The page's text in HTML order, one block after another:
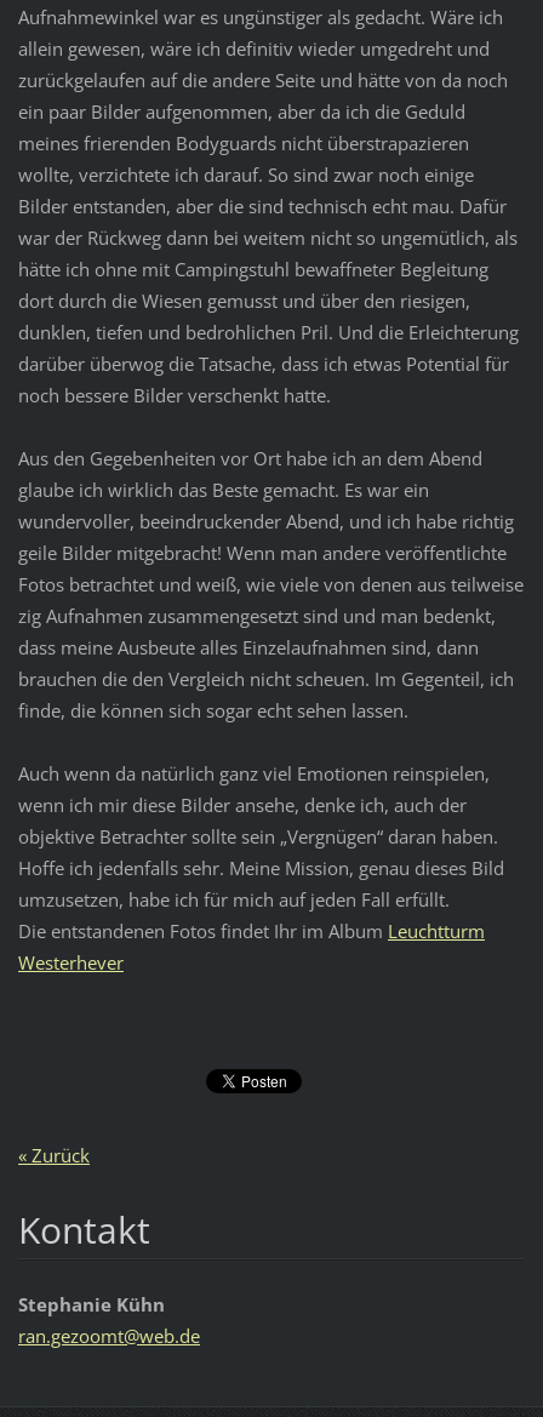
Aufnahmewinkel war es ungünstiger als gedacht. Wäre ich
allein gewesen, wäre ich definitiv wieder umgedreht und
zurückgelaufen auf die andere Seite und hätte von da noch
ein paar Bilder aufgenommen, aber da ich die Geduld
meines frierenden Bodyguards nicht überstrapazieren
wollte, verzichtete ich darauf. So sind zwar noch einige
Bilder entstanden, aber die sind technisch echt mau. Dafür
war der Rückweg dann bei weitem nicht so ungemütlich, als
hätte ich ohne mit Campingstuhl bewaffneter Begleitung
dort durch die Wiesen gemusst und über den riesigen,
dunklen, tiefen und bedrohlichen Pril. Und die Erleichterung
darüber überwog die Tatsache, dass ich etwas Potential für
noch bessere Bilder verschenkt hatte.
Aus den Gegebenheiten vor Ort habe ich an dem Abend
glaube ich wirklich das Beste gemacht. Es war ein
wundervoller, beeindruckender Abend, und ich habe richtig
geile Bilder mitgebracht! Wenn man andere veröffentlichte
Fotos betrachtet und weiß, wie viele von denen aus teilweise
zig Aufnahmen zusammengesetzt sind und man bedenkt,
dass meine Ausbeute alles Einzelaufnahmen sind, dann
brauchen die den Vergleich nicht scheuen. Im Gegenteil, ich
finde, die können sich sogar echt sehen lassen.
Auch wenn da natürlich ganz viel Emotionen reinspielen,
wenn ich mir diese Bilder ansehe, denke ich, auch der
objektive Betrachter sollte sein „Vergnügen“ daran haben.
Hoffe ich jedenfalls sehr. Meine Mission, genau dieses Bild
umzusetzen, habe ich für mich auf jeden Fall erfüllt.
Die entstandenen Fotos findet Ihr im Album Leuchtturm
Westerhever
« Zurück
Kontakt
Stephanie Kühn
ran.gezoomt@web.de